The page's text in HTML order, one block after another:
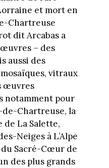
et mort en
Chartreuse
dit Arcabas a
– des
aussi des
vitraux
œuvres
notamment pour
de-Chartreuse, la
La Salette,
Neiges à L’Alpe
du Sacré-Cœur de
des plus grands